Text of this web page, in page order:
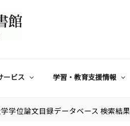
ービス 学習・教育支援情報
学位論文目録データベース 検索結果